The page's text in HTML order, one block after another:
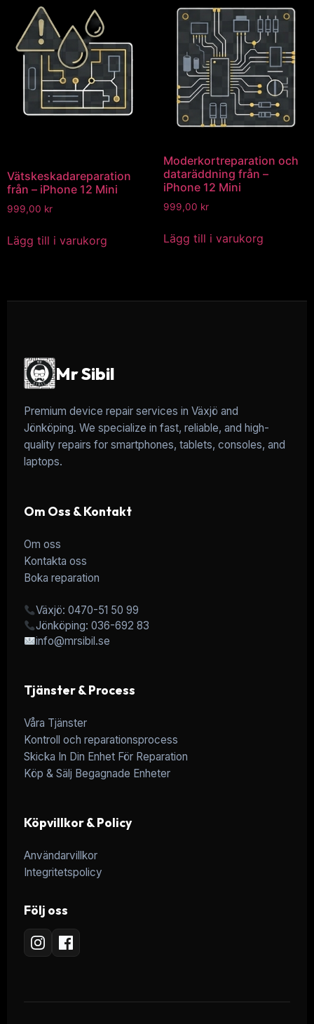
Vätskeskadareparation
från – iPhone 12 Mini
999,00 kr
Lägg till i varukorg
Moderkortreparation och
dataräddning från –
iPhone 12 Mini
999,00 kr
Lägg till i varukorg
Mr Sibil
Premium device repair services in Växjö and
Jönköping. We specialize in fast, reliable, and high-
quality repairs for smartphones, tablets, consoles, and
laptops.
Om Oss & Kontakt
Om oss
Kontakta oss
Boka reparation
Växjö: 0470-51 50 99
Jönköping: 036-692 83
info@mrsibil.se
Tjänster & Process
Våra Tjänster
Kontroll och reparationsprocess
Skicka In Din Enhet För Reparation
Köp & Sälj Begagnade Enheter
Köpvillkor & Policy
Användarvillkor
Integritetspolicy
Följ oss